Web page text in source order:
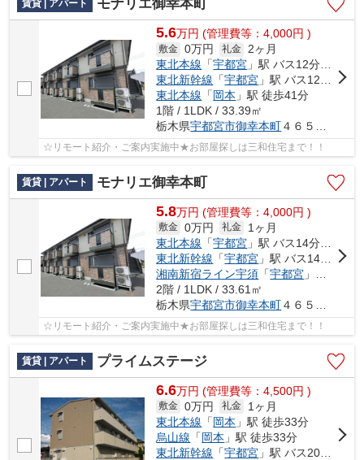
賃貸 | アパート モナリエ御幸本町
5.6万円 (管理費等：4,000円 )
敷金 0万円 礼金
2ヶ月
東北本線 「宇都宮 」駅 バス12分 「中御幸町」 停歩11分
東北新幹線 「宇都宮 」駅 バス12分 「中御幸町」 停歩11分
東北本線 「岡本 」駅 徒歩41分
1階 / 1LDK / 33.39㎡
栃木県宇都宮市御幸本町４６５３-４
☆リモート紹介・ご案内実施中★お部屋探しは三和住宅まで！！
賃貸 | アパート モナリエ御幸本町
5.8万円 (管理費等：4,000円 )
敷金 0万円 礼金
1ヶ月
東北本線 「宇都宮 」駅 バス14分 「中御幸町」 停歩10分
東北新幹線 「宇都宮 」駅 バス14分 「中御幸町」 停歩10分
湘南新宿ライン宇須 「宇都宮 」駅 バス14分 「中御幸町」 停歩10分
2階 / 1LDK / 33.61㎡
栃木県宇都宮市御幸本町４６５３-４
☆リモート紹介・ご案内実施中★お部屋探しは三和住宅まで！！
賃貸 | アパート プライムステージ
6.6万円 (管理費等：4,500円 )
敷金 0万円 礼金
1ヶ月
東北本線 「岡本 」駅 徒歩33分
烏山線 「岡本 」駅 徒歩33分
東北新幹線 「宇都宮 」駅 バス20分 「平出工業団地」 停歩10分